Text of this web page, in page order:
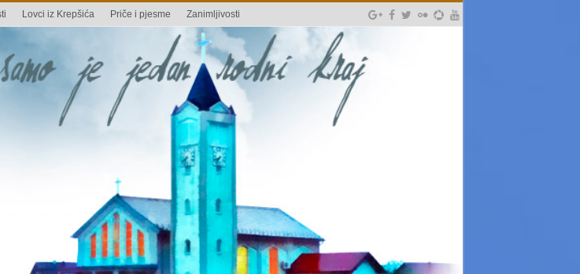
Lovci iz Krepšića Priče i pjesme Zanimljivosti